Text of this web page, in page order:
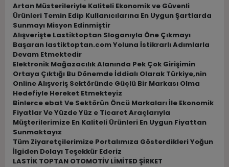
Artan Müsterileriyle Kaliteli Ekonomik ve Güvenli
Ürünleri Temin Edip Kullanıcılarına En Uygun Şartlarda
Sunmayı Misyon Edinmiştir
Alışverişte Lastiktoptan Sloganıyla Öne Çıkmayı
Başaran lastiktoptan.com Yoluna İstikrarlı Adımlarla
Devam Etmektedir
Elektronik Mağazacılık Alanında Pek Çok Girişimin
Ortaya Çıktığı Bu Dönemde İddialı Olarak Türkiye,nin
Online Alışveriş Sektöründe Güçlü Bir Markası Olma
Hedefiyle Hereket Etmekteyiz
Binlerce ebat Ve Sektörün Öncü Markaları İle Ekonomik
Fiyatlar Ve Yüzde Yüz e Ticaret Araçlarıyla
Müşterilerimize En Kaliteli Ürünleri En Uygun Fiyattan
Sunmaktayız
Tüm Ziyaretçilerimize Portalımıza Gösterdikleri Yoğun
İlgiden Dolayı Teşekkür Ederiz
LASTİK TOPTAN OTOMOTİV LİMİTED ŞİRKET